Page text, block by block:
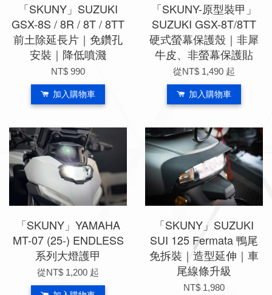
「SKUNY」SUZUKI
GSX-8S / 8R / 8T / 8TT
前土除延長片｜免鑽孔
安裝｜降低噴濺
NT$ 990
加入購物車
「SKUNY-原型裝甲」
SUZUKI GSX-8T/8TT
硬式螢幕保護殼｜非犀
牛皮、非螢幕保護貼
從NT$ 1,490 起
加入購物車
「SKUNY」YAMAHA
MT-07 (25-) ENDLESS
系列大燈護甲
從NT$ 1,200 起
「SKUNY」SUZUKI
SUI 125 Fermata 鴨尾
免拆裝｜造型延伸｜車
尾線條升級
NT$ 1,980